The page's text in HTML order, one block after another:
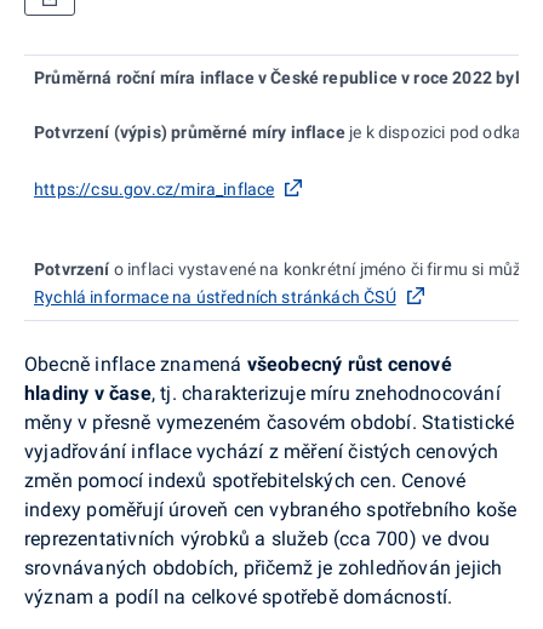
Průměrná roční míra inflace v České republicev roce 2022 byla
Potvrzení (výpis) průměrné míry inflaceje k dispozici pod
https://csu.gov.cz/mira_inflace
Potvrzení o inflaci vystavené na konkrétní jméno či firmu si
Rychlá informace na ústředních stránkách ČSÚ
Obecně inflace znamená všeobecný růst cenové
hladiny v čase, tj. charakterizuje míru znehodnocování
měny v přesně vymezeném časovém období. Statistické
vyjadřování inflace vychází z měření čistých cenových
změn pomocí indexů spotřebitelských cen. Cenové
indexy poměřují úroveň cen vybraného spotřebního koše
reprezentativních výrobků a služeb (cca 700) ve dvou
srovnávaných obdobích, přičemž je zohledňován jejich
význam a podíl na celkové spotřebě domácností.